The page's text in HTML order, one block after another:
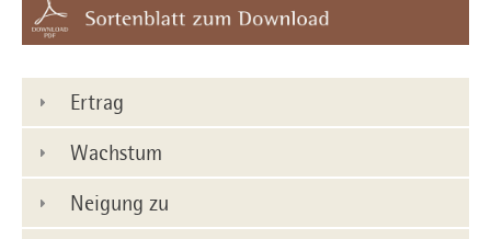
Ertrag
Wachstum
Neigung zu